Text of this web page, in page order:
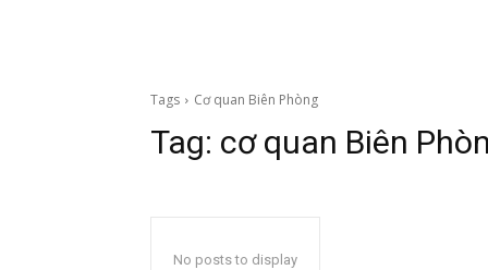
Tags Cơ quan Biên Phòng
Tag: cơ quan Biên
No posts to display